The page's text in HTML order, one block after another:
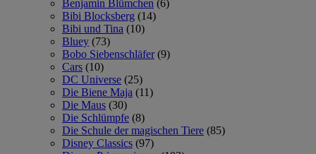
Benjamin Blümchen (6)
Bibi Blocksberg (14)
Bibi und Tina (10)
Bluey (73)
Bobo Siebenschläfer (9)
Cars (10)
DC Universe (25)
Die Biene Maja (11)
Die Maus (30)
Die Schlümpfe (8)
Die Schule der magischen Tiere (85)
Disney Classics (97)